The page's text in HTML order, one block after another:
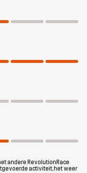
een buidelvak op
heeft
en binnen
Vest perfect voor jou.
andere RevolutionRace
activiteit, het weer